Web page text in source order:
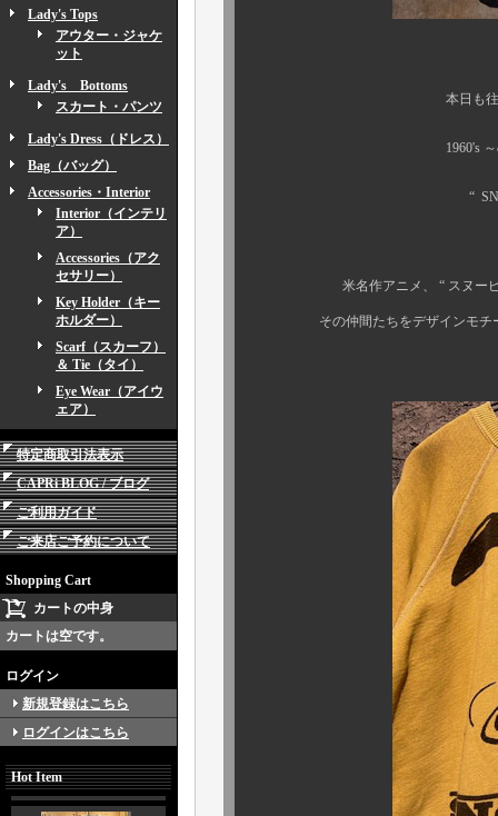
Lady's Tops
アウター・ジャケ
ット
Lady's Bottoms
スカート・パンツ
Lady's Dress（ドレス）
Bag（バッグ）
Accessories・Interior
Interior（インテリ
ア）
Accessories（アク
セサリー）
Key Holder（キー
ホルダー）
Scarf（スカーフ）
＆ Tie（タイ）
Eye Wear（アイウ
ェア）
特定商取引法表示
CAPRi BLOG / ブログ
ご利用ガイド
ご来店ご予約について
Shopping Cart
カートの中身
カートは空です。
ログイン
新規登録はこちら
ログインはこちら
Hot Item
本日も往年の “ 名作
1960's ～のビンテー
“ SNOOPY シリ
米名作アニメ、 “ スヌーピー/
その仲間たちをデザインモチーフ